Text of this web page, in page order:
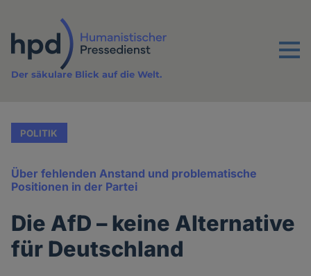
Inhalt
Menu
Der säkulare Blick auf die Welt.
POLITIK
Über fehlenden Anstand und problematische
Positionen in der Partei
Die AfD – keine Alternative
für Deutschland